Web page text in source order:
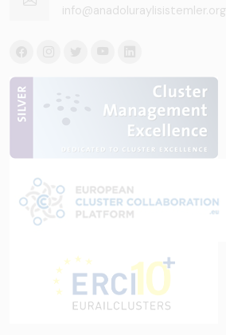
info@anadoluraylisistemler.org